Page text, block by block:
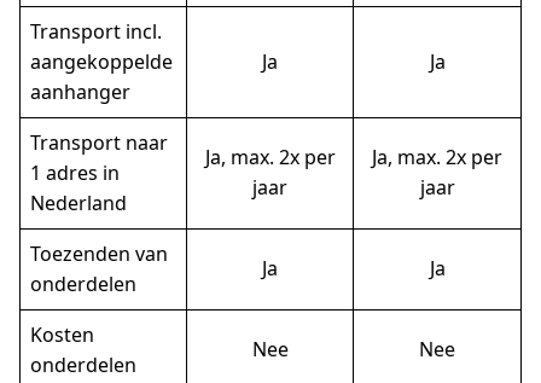
Transport incl.
aangekoppelde
aanhanger
Ja Ja
Transport naar
1 adres in
Nederland
Ja, max. 2x per
jaar
Ja, max. 2x per
jaar
Toezenden van
onderdelen
Ja Ja
Kosten
onderdelen
Nee Nee